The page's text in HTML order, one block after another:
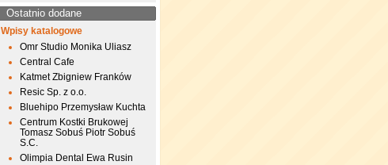
Ostatnio dodane
Wpisy katalogowe
Omr Studio Monika Uliasz
Central Cafe
Katmet Zbigniew Franków
Resic Sp. z o.o.
Bluehipo Przemysław Kuchta
Centrum Kostki Brukowej
Tomasz Sobuś Piotr Sobuś
S.C.
Olimpia Dental Ewa Rusin